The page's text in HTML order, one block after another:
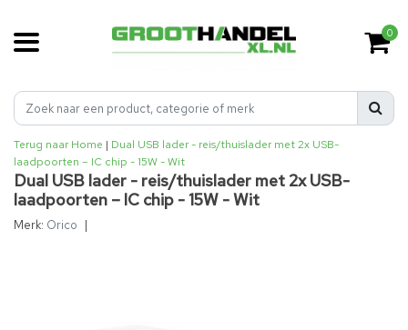
0
Terug naar Home | Dual USB lader - reis/thuislader met 2x USB-
laadpoorten – IC chip - 15W - Wit
Dual USB lader - reis/thuislader met 2x USB-
laadpoorten – IC chip - 15W - Wit
Merk: Orico |